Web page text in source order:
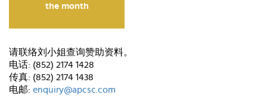
the month
请联络刘小姐查询赞助资料。
电话: (852) 2174 1428
传真: (852) 2174 1438
电邮: enquiry@apcsc.com